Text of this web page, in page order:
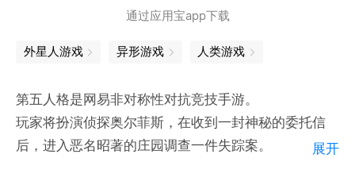
通过应用宝app下载
外星人游戏 异形游戏 人类游戏
第五人格是网易非对称性对抗竞技手游。
玩家将扮演侦探奥尔菲斯，在收到一封神秘的委托信
后，进入恶名昭著的庄园调查一件失踪案。
展开